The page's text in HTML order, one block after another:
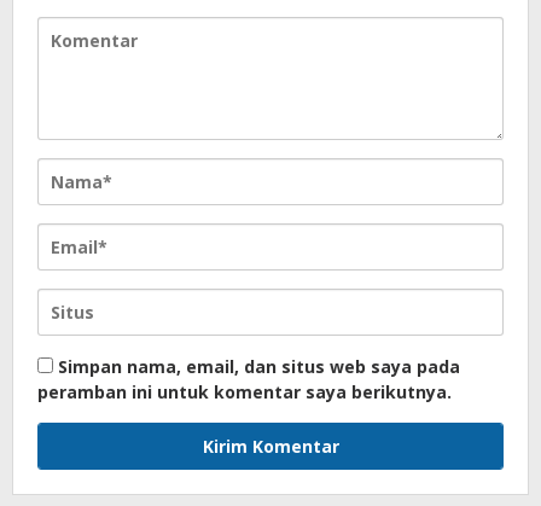
Simpan nama, email, dan situs web saya pada
peramban ini untuk komentar saya berikutnya.